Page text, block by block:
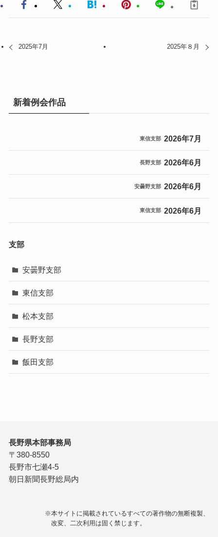
2025年7月 2025年８月
新着例会作品
2026年7月
東信支部
2026年6月
長野支部
2026年6月
安曇野支部
2026年6月
東信支部
支部
安曇野支部
東信支部
松本支部
長野支部
飯田支部
長野県本部事務局
〒380-8550
長野市七瀬4-5
朝日新聞長野総局内
※本サイトに掲載されているすべての著作物の無断複製、
改変、二次利用は固く禁じます。